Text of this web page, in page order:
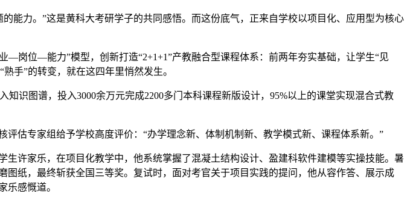
能力。”这是黄科大考研学子的共同感悟。而这份底气，正来自学校以项目化、应用型为核心
—岗位—能力”模型，创新打造“2+1+1”产教融合型课程体系：前两年夯实基础，让学生“见
手”的转变，就在这四年里悄然发生。
识图谱，投入3000余万元完成2200多门本科课程新版设计，95%以上的课堂实现混合式教
估专家组给予学校高度评价：“办学理念新、体制机制新、教学模式新、课程体系新。”
许家乐，在项目化教学中，他系统掌握了混凝土结构设计、盈建科软件建模等实操技能。暑
纸，最终斩获全国三等奖。复试时，面对考官关于项目实践的提问，他从容作答、展示成
乐感慨道。